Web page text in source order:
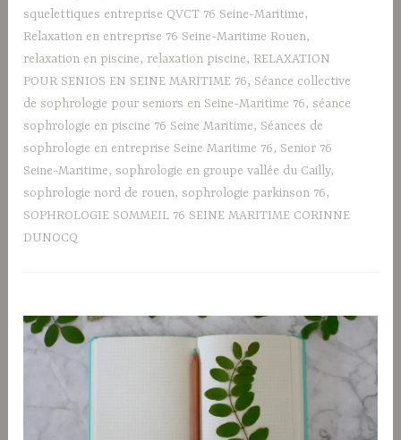
squelettiques entreprise QVCT 76 Seine-Maritime,
Relaxation en entreprise 76 Seine-Maritime Rouen,
relaxation en piscine, relaxation piscine, RELAXATION
POUR SENIOS EN SEINE MARITIME 76, Séance collective
de sophrologie pour seniors en Seine-Maritime 76,séance
sophrologie en piscine 76 Seine Maritime, Séances de
sophrologie en entreprise Seine Maritime 76, Senior 76
Seine-Maritime,sophrologie en groupe vallée du Cailly,
sophrologie nord de rouen,sophrologie parkinson 76,
SOPHROLOGIE SOMMEIL 76 SEINE MARITIME CORINNE
DUNOCQ